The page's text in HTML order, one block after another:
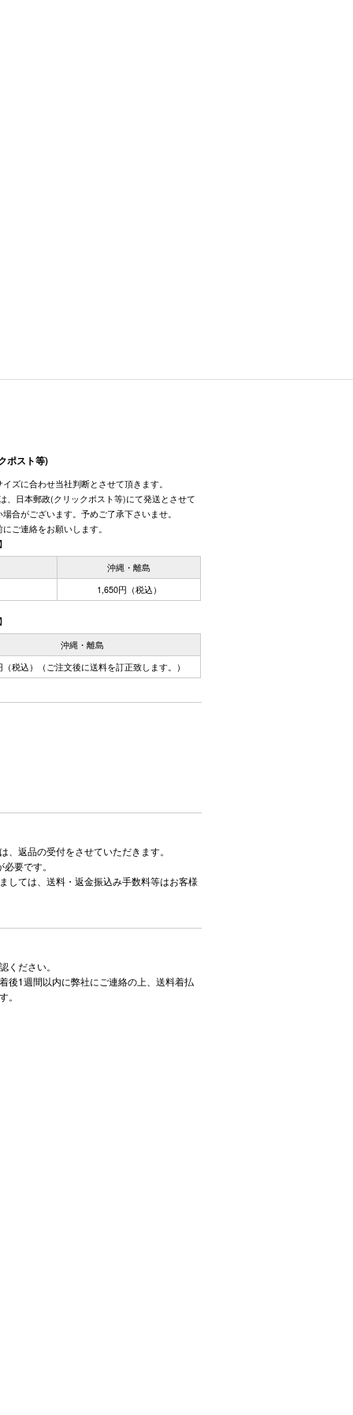
ポスト等)
ズに合わせ当社判断とさせて頂きます。
、日本郵政(クリックポスト等)にて発送とさせて
合がございます。予めご了承下さいませ。
ご連絡をお願いします。
沖縄・離島
1,650円（税込）
沖縄・離島
（税込）（ご注文後に送料を訂正致します。）
返品の受付をさせていただきます。
要です。
しては、送料・返金振込み手数料等はお客様
ください。
後1週間以内に弊社にご連絡の上、送料着払
。